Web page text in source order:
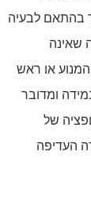
בהתאם לבעיה
שאינה
המנוע או ראש
ומדובר
של
העדיפה